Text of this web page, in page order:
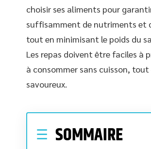
choisir ses aliments pour
suffisamment de nutriments et
tout en minimisant le poids du
Les repas doivent être faciles à
à consommer sans cuisson,
savoureux.
SOMMAIRE